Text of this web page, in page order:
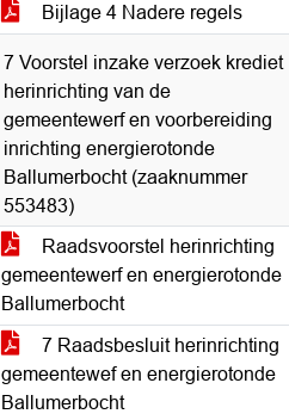
Bijlage 4 Nadere regels
7 Voorstel inzake verzoek krediet
herinrichting van de
gemeentewerf en voorbereiding
inrichting energierotonde
Ballumerbocht (zaaknummer
553483)
Raadsvoorstel herinrichting
gemeentewerf en energierotonde
Ballumerbocht
7 Raadsbesluit herinrichting
gemeentewef en energierotonde
Ballumerbocht